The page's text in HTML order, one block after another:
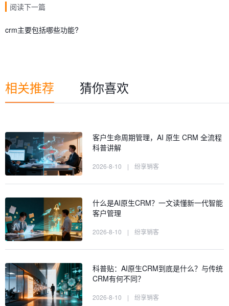
阅读下一篇
crm主要包括哪些功能?
相关推荐 猜你喜欢
客户生命周期管理，AI 原生 CRM 全流程
科普讲解
2026-8-10 | 纷享销客
什么是AI原生CRM？一文读懂新一代智能
客户管理
2026-8-10 | 纷享销客
科普贴：AI原生CRM到底是什么？与传统
CRM有何不同？
2026-8-10 | 纷享销客